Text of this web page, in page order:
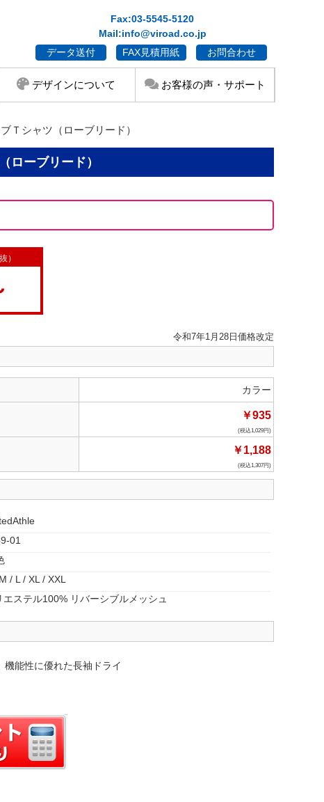
Fax:03-5545-5120
Mail:info@viroad.co.jp
データ送付
FAX見積用紙 お問合わせ
デザインについて お客様の声・サポート
シャツ（ローブリード）
ローブリード）
）
令和7年1月28日価格改定
カラー
￥935
1,029
￥1,188
1,307
01
/ L / XL / XXL
エステル100% リバーシブルメッシュ
機能性に優れた長袖ドライ